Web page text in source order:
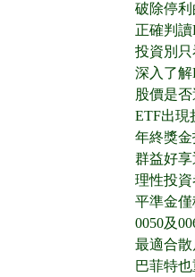
破除停
正確判
投資別
深入了
股價是
ETF出現
年終獎金
群益好
理性投
平準金
0050及
最適合
巴菲特